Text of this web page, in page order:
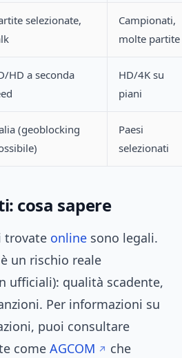
selezionate,
Campionati,
molte partite
HD a seconda
HD/4K su
piani
(geoblocking
Paesi
selezionati
cosa sapere
trovate online sono legali.
un rischio reale
ufficiali): qualità scadente,
Per informazioni su
puoi consultare
come AGCOM
che